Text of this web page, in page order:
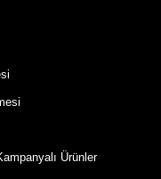
Ürünler